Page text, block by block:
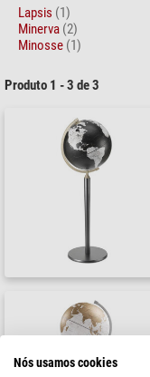
Lapsis (1)
Minerva (2)
Minosse (1)
Produto 1 - 3 de 3
Nós usamos cookies